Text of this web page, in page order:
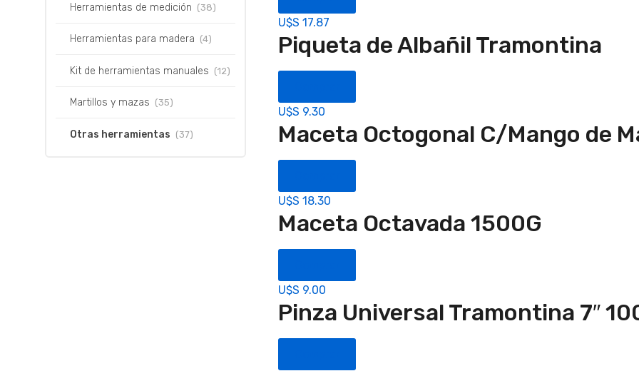
U$S 17.87
Piqueta de Albañil Tramontina
U$S 9.30
Maceta Octogonal C/Mango de
U$S 18.30
Maceta Octavada 1500G
U$S 9.00
Pinza Universal Tramontina 7″
Herramientas de medición (38)
Herramientas para madera (4)
Kit de herramientas manuales (12)
Martillos y mazas (35)
Otras herramientas (37)